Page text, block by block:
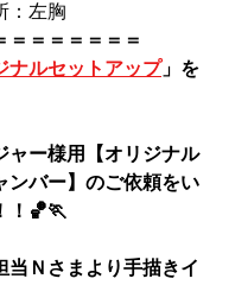
：左胸
＝＝＝＝＝＝＝
ナルセットアップ」を
ャー様用【オリジナル
ンバー】のご依頼をい
！🏀🏃
当Ｎさまより手描きイ